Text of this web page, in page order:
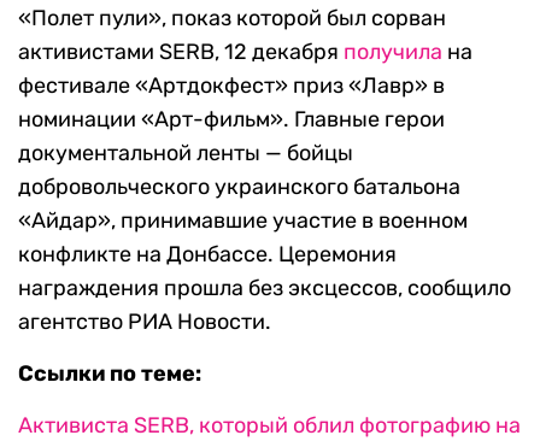
«Полет пули», показ которой был сорван
активистами SERB, 12 декабря получила на
фестивале «Артдокфест» приз «Лавр» в
номинации «Арт-фильм». Главные герои
документальной ленты — бойцы
добровольческого украинского батальона
«Айдар», принимавшие участие в военном
конфликте на Донбассе. Церемония
награждения прошла без эксцессов, сообщило
агентство РИА Новости.
Ссылки по теме:
Активиста SERB, который облил фотографию на